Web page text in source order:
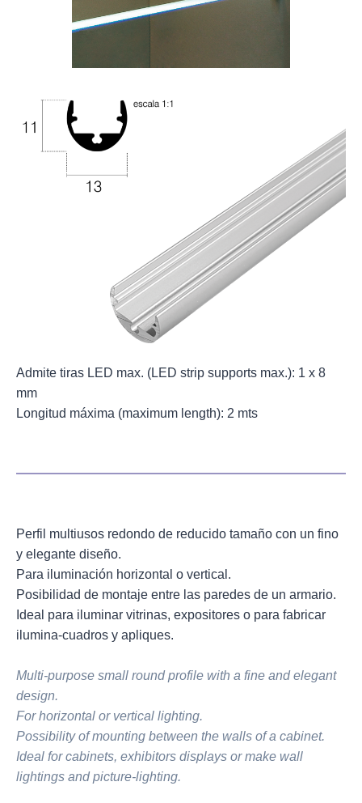
Admite tiras LED max. (LED strip supports max.): 1 x 8
mm
Longitud máxima (maximum length): 2 mts
Perfil multiusos redondo de reducido tamaño con un fino
y elegante diseño.
Para iluminación horizontal o vertical.
Posibilidad de montaje entre las paredes de un armario.
Ideal para iluminar vitrinas, expositores o para fabricar
ilumina-cuadros y apliques.
Multi-purpose small round profile with a fine and elegant
design.
For horizontal or vertical lighting.
Possibility of mounting between the walls of a cabinet.
Ideal for cabinets, exhibitors displays or make wall
lightings and picture-lighting.